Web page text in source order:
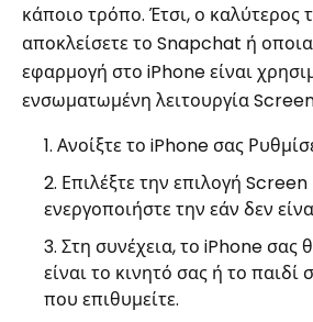
κάποιο τρόπο. Έτσι, ο καλύτερος
αποκλείσετε το Snapchat ή
εφαρμογή στο iPhone είναι
ενσωματωμένη λειτουργία
Ανοίξτε το iPhone σας
Επιλέξτε την επιλογή
ενεργοποιήστε την εάν δεν
Στη συνέχεια, το iPhone σας
είναι το κινητό σας ή το παιδί
που επιθυμείτε.